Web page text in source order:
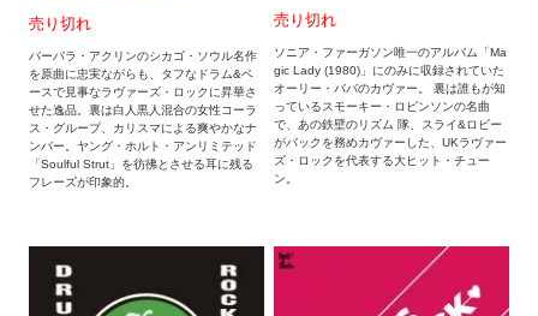
売り切れ
バーバラ・アクリンのシカゴ・ソウル名作
を原曲に忠実ながらも、タフなドラム&ベ
ースで見事なラヴァーズ・ロックに昇華さ
せた逸品。裏は白人黒人混合の女性コーラ
ス・グループ、カリスマによる爽やかなナ
ンバー。ヤング・ホルト・アンリミテッド
「Soulful Strut」を彷彿とさせる耳に残る
フレーズが印象的。
売り切れ
ソニア・ファーガソン唯一のアルバム「Ma
gic Lady (1980)」にのみに収録されていた
オーリー・ババのカヴァー。 裏は誰もが知
っているスモーキー・ロビンソンの名曲
で、あの鉄壁のリズム 隊、スライ&ロビー
がバックを務めカヴァーした、UKラヴァー
ズ・ロックを代表する大ヒット・チュー
ン。